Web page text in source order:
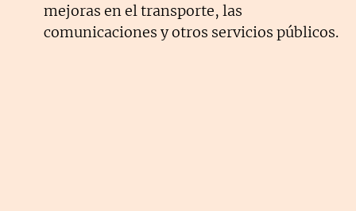
mejoras en el transporte, las
comunicaciones y otros servicios públicos.